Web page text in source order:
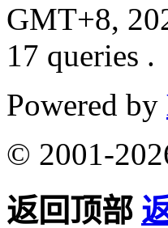
GMT+8,
17 queries .
Powered by
© 2001-
返回顶部